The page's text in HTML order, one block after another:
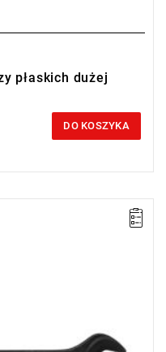
płaskich dużej
DO KOSZYKA